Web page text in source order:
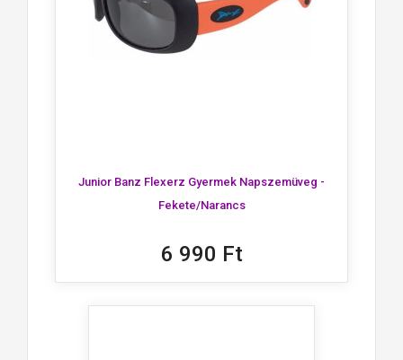
Junior Banz Flexerz Gyermek Napszemüveg -
Fekete/Narancs
6 990 Ft